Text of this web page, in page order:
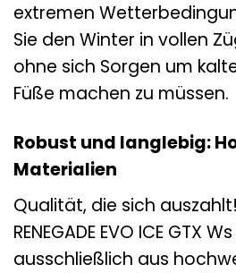
extremen
Sie den Winter in vollen
ohne sich Sorgen um
Füße machen zu müssen.
Robust und langlebig:
Materialien
Qualität, die sich
RENEGADE EVO ICE GTX
ausschließlich aus